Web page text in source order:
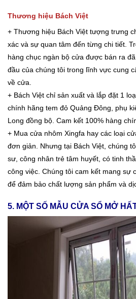
Thương hiệu Bách Việt
+ Thương hiệu Bách Việt tượng trưng
xác và sự quan tâm đến từng chi tiết.
hàng chục ngàn bộ cửa được bán ra
đầu của chúng tôi trong lĩnh vực cung
về cửa.
+ Bách Việt chỉ sản xuất và lắp đặt 1
chính hãng tem đỏ Quảng Đông, phụ
Long đồng bộ. Cam kết 100% hàng
+ Mua cửa nhôm Xingfa hay các loại
đơn giản. Nhưng tại Bách Việt, chúng
sư, công nhân trẻ tâm huyết, có tinh
công việc. Chúng tôi cam kết mang sự
để đảm bảo chất lượng sản phẩm và
5. MỘT SỐ MẪU CỬA SỔ MỞ